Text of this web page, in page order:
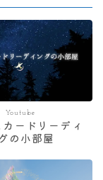
Youtube
ードリーディ
の小部屋